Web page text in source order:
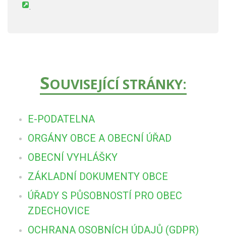
.
SOUVISEJÍCÍ STRÁNKY:
E-PODATELNA
ORGÁNY OBCE A OBECNÍ ÚŘAD
OBECNÍ VYHLÁŠKY
ZÁKLADNÍ DOKUMENTY OBCE
ÚŘADY S PŮSOBNOSTÍ PRO OBEC
ZDECHOVICE
OCHRANA OSOBNÍCH ÚDAJŮ (GDPR)